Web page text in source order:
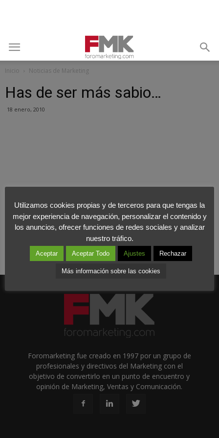
Inicio Noticias de Marketing
Has de ser más sabio…
18 enero, 2010
Foromarketing fue creado en 1997 por un grupo de
profesionales y directivos del Marketing con el
objetivo de convertirlo en un punto de encuentro y
opinión de Marketing, Ventas y Comunicación.
Utilizamos cookies propias y de terceros para que tengas la
mejor experiencia de navegación, personalizar el contenido y
los anuncios, ofrecer funciones de redes sociales y analizar
nuestro tráfico.
Aceptar Aceptar Todo Ajustes Rechazar
Más información sobre las cookies